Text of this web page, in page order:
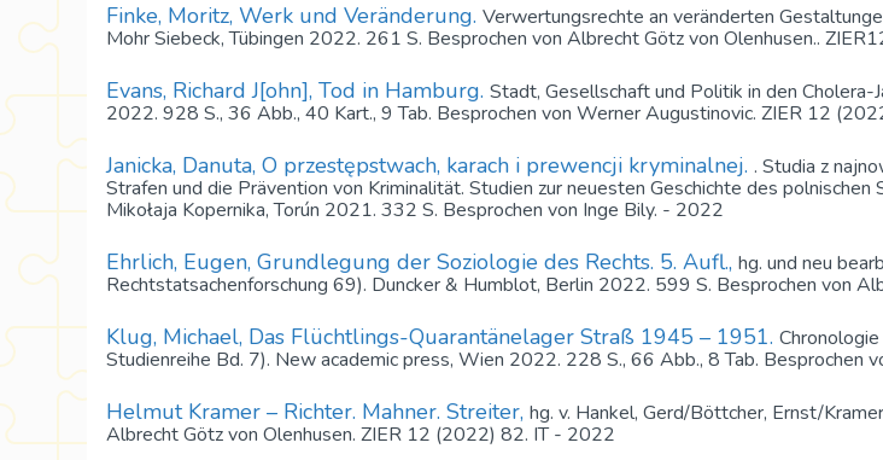
Finke, Moritz, Werk und Veränderung. Verwertungsrechte an veränderten
Mohr Siebeck, Tübingen 2022. 261 S. Besprochen von Albrecht Götz von Olenhusen..
Evans, Richard J[ohn], Tod in Hamburg. Stadt, Gesellschaft und Politik in den
2022. 928 S., 36 Abb., 40 Kart., 9 Tab. Besprochen von Werner Augustinovic. ZIER 12
Janicka, Danuta, O przestępstwach, karach i prewencji kryminalnej. . Studia z
Strafen und die Prävention von Kriminalität. Studien zur neuesten Geschichte des
Mikołaja Kopernika, Torún 2021. 332 S. Besprochen von Inge Bily. - 2022
Ehrlich, Eugen, Grundlegung der Soziologie des Rechts. 5. Aufl., hg. und neu
Rechtstatsachenforschung 69). Duncker & Humblot, Berlin 2022. 599 S. Besprochen von
Klug, Michael, Das Flüchtlings-Quarantänelager Straß 1945 – 1951.
Studienreihe Bd. 7). New academic press, Wien 2022. 228 S., 66 Abb., 8 Tab.
Helmut Kramer – Richter. Mahner. Streiter, hg. v. Hankel, Gerd/Böttcher, Ernst/
Albrecht Götz von Olenhusen. ZIER 12 (2022) 82. IT - 2022